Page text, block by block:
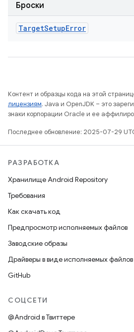
Броски
TargetSetupError
Контент и образцы кода на этой
лицензиям. Java и OpenJDK – это
знаки корпорации Oracle и ее
Последнее обновление: 2025-07-29
РАЗРАБОТКА
Хранилище Android Repository
Требования
Как скачать код
Предпросмотр исполняемых файлов
Заводские образы
Драйверы в виде исполняемых файлов
GitHub
СОЦСЕТИ
@Android в Твиттере